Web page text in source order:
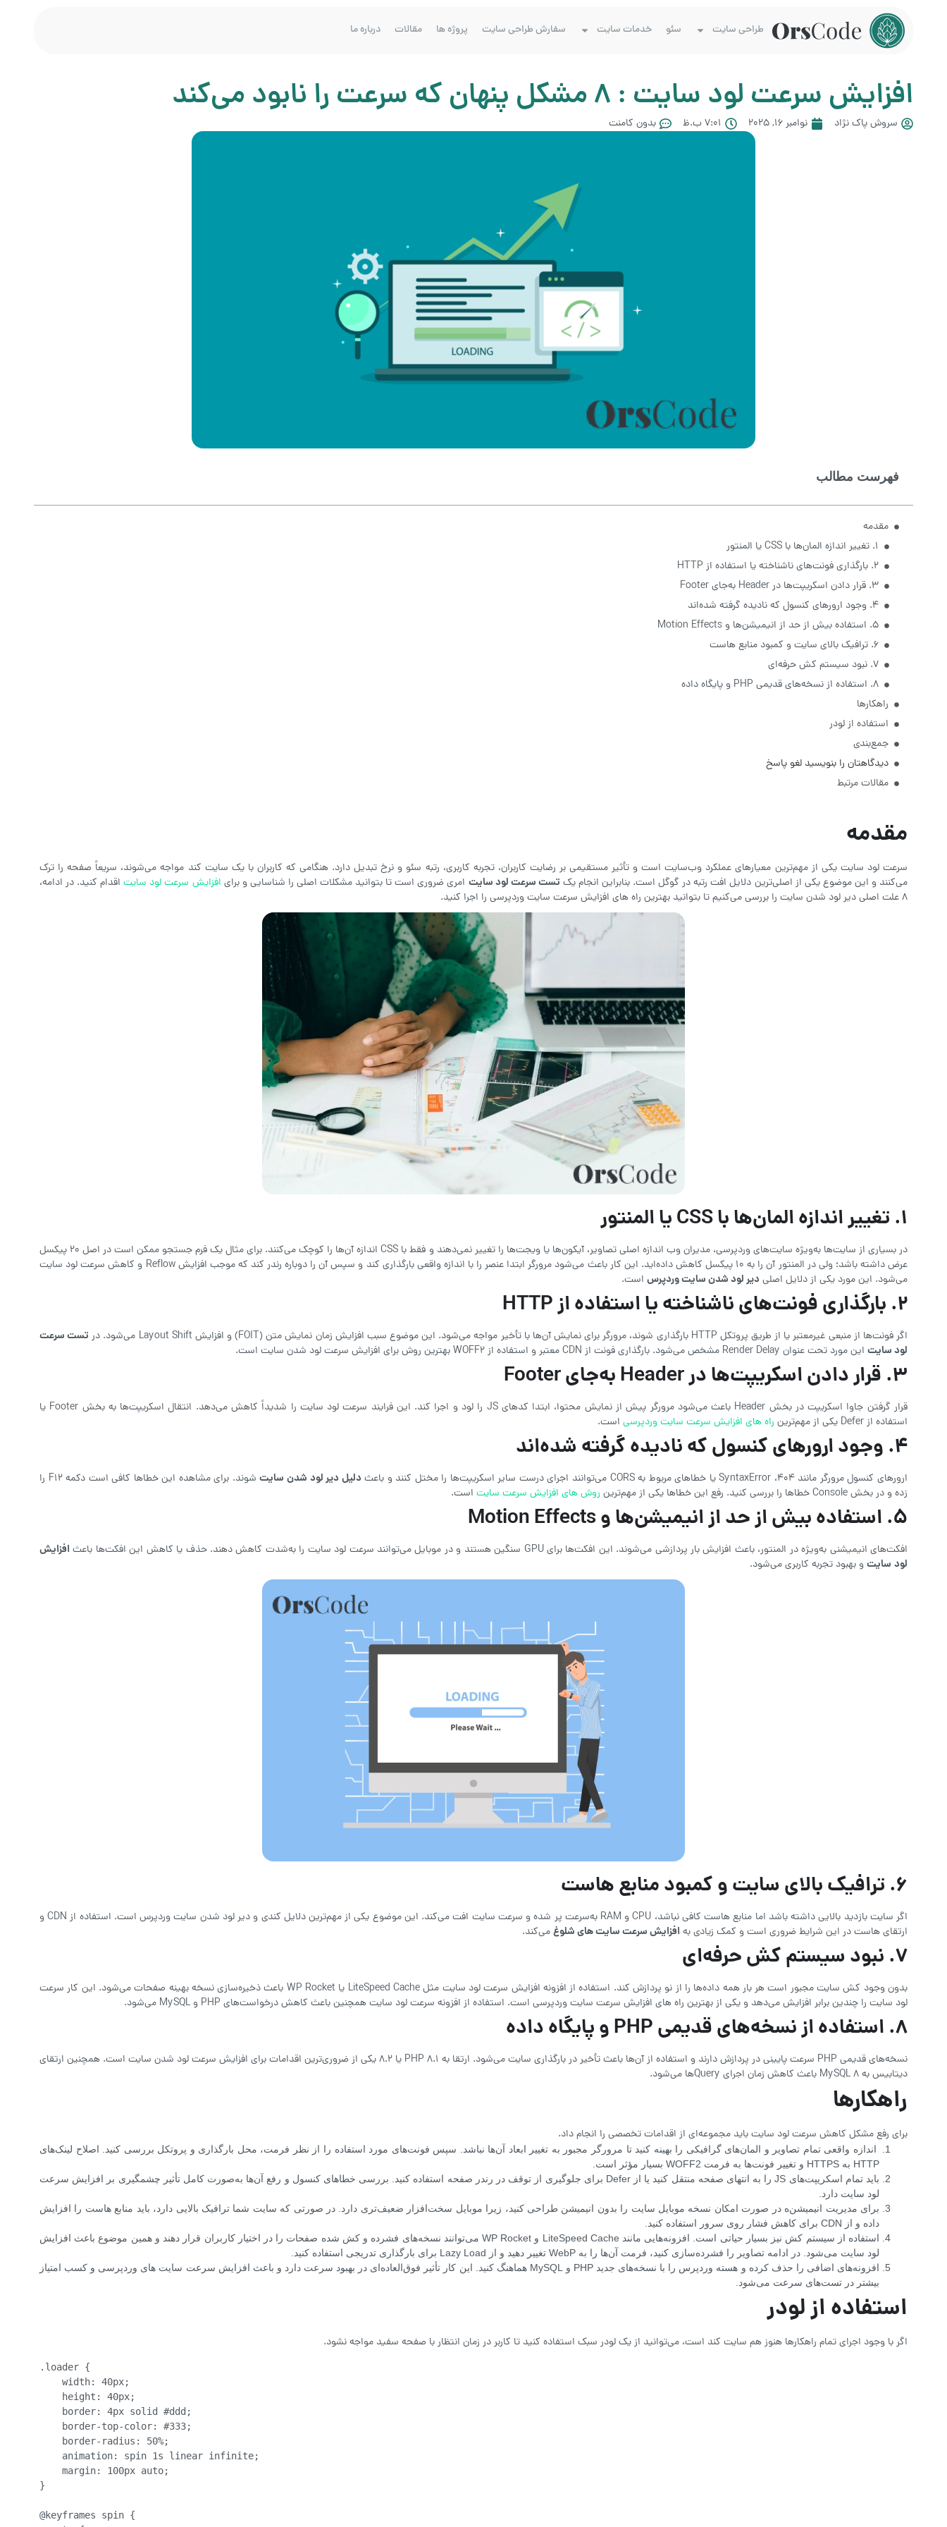
طراحی سایت سئو خدمات سایت سفارش طراحی سایت پروژه ها مقالات درباره ما
افزایش سرعت لود سایت : 8 مشکل پنهان که سرعت را نابود می‌کند
سروش پاک نژاد نوامبر 16, 2025 7:01 ب.ظ بدون کامنت
فهرست مطالب
مقدمه
۱. تغییر اندازه المان‌ها با CSS یا المنتور
۲. بارگذاری فونت‌های ناشناخته یا استفاده از HTTP
۳. قرار دادن اسکریپت‌ها در Header به‌جای Footer
۴. وجود ارورهای کنسول که نادیده گرفته شده‌اند
۵. استفاده بیش از حد از انیمیشن‌ها و Motion Effects
۶. ترافیک بالای سایت و کمبود منابع هاست
۷. نبود سیستم کش حرفه‌ای
8. استفاده از نسخه‌های قدیمی PHP و پایگاه داده
راهکارها
استفاده از لودر
جمع‌بندی
دیدگاهتان را بنویسید لغو پاسخ
مقالات مرتبط
مقدمه
سرعت لود سایت یکی از مهم‌ترین معیارهای عملکرد وب‌سایت است و تأثیر مستقیمی بر رضایت کاربران، تجربه کاربری، رتبه سئو و نرخ تبدیل دارد. هنگامی که کاربران با یک سایت کند مواجه می‌شوند، سریعاً صفحه را ترک
می‌کنند و این موضوع یکی از اصلی‌ترین دلایل افت رتبه در گوگل است. بنابراین انجام یک تست سرعت لود سایت امری ضروری است تا بتوانید مشکلات اصلی را شناسایی و برای افزایش سرعت لود سایتاقدام کنید. در ادامه،
8 علت اصلی دیر لود شدن سایت را بررسی می‌کنیم تا بتوانید بهترین راه های افزایش سرعت سایت وردپرسی را اجرا کنید.
۱. تغییر اندازه المان‌ها با CSS یا المنتور
در بسیاری از سایت‌ها به‌ویژه سایت‌های وردپرسی، مدیران وب اندازه اصلی تصاویر، آیکون‌ها یا ویجت‌ها را تغییر نمی‌دهند و فقط با CSS اندازه آن‌ها را کوچک می‌کنند. برای مثال یک فرم جستجو ممکن است در اصل ۲۰ پیکسل
عرض داشته باشد؛ ولی در المنتور آن را به ۱۰ پیکسل کاهش داده‌اید. این کار باعث می‌شود مرورگر ابتدا عنصر را با اندازه واقعی بارگذاری کند و سپس آن را دوباره رندر کند که موجب افزایش Reflow و کاهش سرعت لود سایت
می‌شود. این مورد یکی از دلایل اصلی دیر لود شدن سایت وردپرس است.
۲. بارگذاری فونت‌های ناشناخته یا استفاده از
اگر فونت‌ها از منبعی غیرمعتبر یا از طریق پروتکل HTTP بارگذاری شوند، مرورگر برای نمایش آن‌ها با تأخیر مواجه می‌شود. این موضوع سبب افزایش زمان نمایش متن (FOIT) و افزایش Layout Shift می‌شود. در
تست سرعت
لود سایت این مورد تحت عنوان Render Delay مشخص می‌شود. بارگذاری فونت از CDN معتبر و استفاده از WOFF2 بهترین روش برای افزایش سرعت لود شدن سایت است.
۳. قرار دادن اسکریپت‌ها در به‌جای
قرار گرفتن جاوا اسکریپت در بخش Header باعث می‌شود مرورگر پیش از نمایش محتوا، ابتدا کدهای JS را لود و اجرا کند. این فرایند سرعت لود سایت را شدیداً کاهش می‌دهد. انتقال اسکریپت‌ها به بخش Footer یا
استفاده از Defer یکی از مهم‌ترین
راه های افزایش سرعت سایت وردپرسی است.
۴. وجود ارورهای کنسول که نادیده گرفته شده‌اند
ارورهای کنسول مرورگر مانند 404، SyntaxError یا خطاهای مربوط به CORS می‌توانند اجرای درست سایر اسکریپت‌ها را مختل کنند و باعث دلیل دیر لود شدن سایت
شوند. برای مشاهده این خطاها کافی است دکمه F12 را
زده و در بخش Console خطاها را بررسی کنید. رفع این خطاها یکی از مهم‌ترین
روش های افزایش سرعت سایت است.
۵. استفاده بیش از حد از انیمیشن‌ها و
افکت‌های انیمیشنی به‌ویژه در المنتور، باعث افزایش بار پردازشی می‌شوند. این افکت‌ها برای GPU سنگین هستند و در موبایل می‌توانند سرعت لود سایت را به‌شدت کاهش دهند. حذف یا کاهش این افکت‌ها باعث
افزایش
لود سایتو بهبود تجربه کاربری می‌شود.
۶. ترافیک بالای سایت و کمبود منابع هاست
اگر سایت بازدید بالایی داشته باشد اما منابع هاست کافی نباشد، CPU و RAM به‌سرعت پر شده و سرعت سایت افت می‌کند. این موضوع یکی از مهم‌ترین دلایل کندی و دیر لود شدن سایت وردپرس است. استفاده از CDN و
ارتقای هاست در این شرایط ضروری است و کمک زیادی بهافزایش سرعت سایت های شلوغمی‌کند.
۷. نبود سیستم کش حرفه‌ای
بدون وجود کش سایت مجبور است هر بار همه داده‌ها را از نو پردازش کند. استفاده از افزونه افزایش سرعت لود سایت مثل LiteSpeed Cache یا WP Rocket باعث ذخیره‌سازی نسخه بهینه صفحات می‌شود. این کار سرعت
لود سایت را چندین برابر افزایش می‌دهد و یکی از بهترین راه های افزایش سرعت سایت وردپرسی است. استفاده از افزونه سرعت لود سایت همچنین باعث کاهش درخواست‌های PHP و MySQL می‌شود.
8. استفاده از نسخه‌های قدیمی PHP و پایگاه داده
نسخه‌های قدیمی PHP سرعت پایینی در پردازش دارند و استفاده از آن‌ها باعث تأخیر در بارگذاری سایت می‌شود. ارتقا به PHP 8.1 یا 8.2 یکی از ضروری‌ترین اقدامات برای افزایش سرعت لود شدن سایت است. همچنین ارتقای
دیتابیس به MySQL 8 باعث کاهش زمان اجرای Queryها می‌شود.
راهکارها
برای رفع مشکل کاهش سرعت لود سایت باید مجموعه‌ای از اقدامات تخصصی را انجام داد.
اندازه واقعی تمام تصاویر و المان‌های گرافیکی را بهینه کنید تا مرورگر مجبور به تغییر ابعاد آن‌ها نباشد. سپس فونت‌های مورد استفاده را از نظر فرمت، محل بارگذاری و پروتکل بررسی کنید. اصلاح لینک‌های
HTTP به HTTPS و تغییر فونت‌ها به فرمت WOFF2 بسیار مؤثر است.
باید تمام اسکریپت‌های JS را به انتهای صفحه منتقل کنید یا از Defer برای جلوگیری از توقف در رندر صفحه استفاده کنید. بررسی خطاهای کنسول و رفع آن‌ها به‌صورت کامل تأثیر چشمگیری بر افزایش سرعت
لود سایت دارد.
برای مدیریت انیمیشن‌ه در صورت امکان نسخه موبایل سایت را بدون انیمیشن طراحی کنید، زیرا موبایل سخت‌افزار ضعیف‌تری دارد. در صورتی که سایت شما ترافیک بالایی دارد، باید منابع هاست را افزایش
داده و از CDN برای کاهش فشار روی سرور استفاده کنید.
استفاده از سیستم کش نیز بسیار حیاتی است. افزونه‌هایی مانند LiteSpeed Cache و WP Rocket می‌توانند نسخه‌های فشرده و کش شده صفحات را در اختیار کاربران قرار دهند و همین موضوع باعث افزایش
لود سایت می‌شود. در ادامه تصاویر را فشرده‌سازی کنید، فرمت آن‌ها را به WebP تغییر دهید و از Lazy Load برای بارگذاری تدریجی استفاده کنید.
افزونه‌های اضافی را حذف کرده و هسته وردپرس را با نسخه‌های جدید PHP و MySQL هماهنگ کنید. این کار تأثیر فوق‌العاده‌ای در بهبود سرعت دارد و باعث افزایش سرعت سایت های وردپرسی و کسب امتیاز
بیشتر در تست‌های سرعت می‌شود.
استفاده از لودر
اگر با وجود اجرای تمام راهکارها هنوز هم سایت کند است، می‌توانید از یک لودر سبک استفاده کنید تا کاربر در زمان انتظار با صفحه سفید مواجه نشود.
.loader {
}
@keyframes spin {